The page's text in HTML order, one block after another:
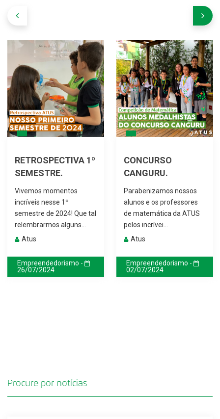
RETROSPECTIVA 1º
SEMESTRE.
Vivemos momentos
incríveis nesse 1º
semestre de 2024! Que tal
relembrarmos alguns...
Atus
Empreendedorismo -
26/07/2024
CONCURSO
CANGURU.
Parabenizamos nossos
alunos e os professores
de matemática da ATUS
pelos incrívei...
Atus
Empreendedorismo -
02/07/2024
Procure por notícias